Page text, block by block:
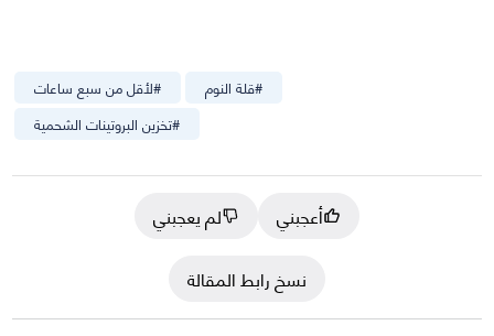
#لأقل من سبع ساعات #قلة النوم
#تخزين البروتينات الشحمية
أعجبني
لم يعجبني
نسخ رابط المقالة